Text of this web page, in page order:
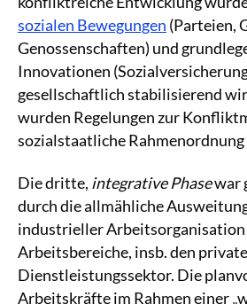
sozialen Bewegungen (Parteien,
Genossenschaften) und
Innovationen
gesellschaftlich stabilisierend
wurden Regelungen zur
sozialstaatliche
Die dritte, integrative Phasewar
durch die allmähliche
industrieller Arbeitsorganisation
Arbeitsbereiche, insb. den
Dienstleistungssektor. Die
Arbeitskräfte im Rahmen einer